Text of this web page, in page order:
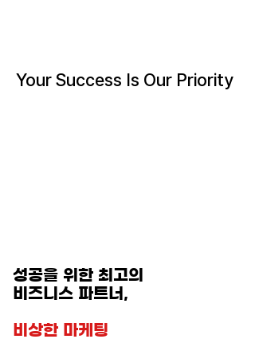
Your Success Is Our Priority
​성공을 위한 최고의
비즈니스 파트너,
​비상한 마케팅